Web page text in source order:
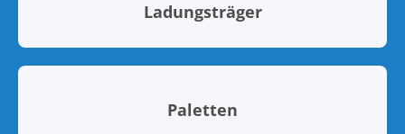
Ladungsträger
Paletten